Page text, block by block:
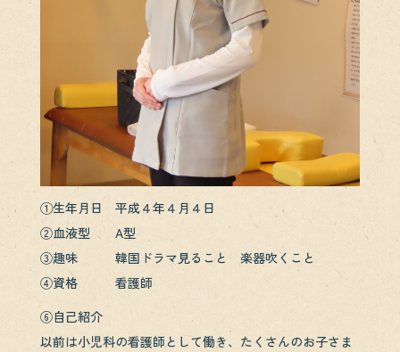
①生年月日 平成４年４月４日
②血液型 A型
③趣味 韓国ドラマ見ること 楽器吹くこと
④資格 看護師
⑥自己紹介
以前は小児科の看護師として働き、たくさんのお子さま